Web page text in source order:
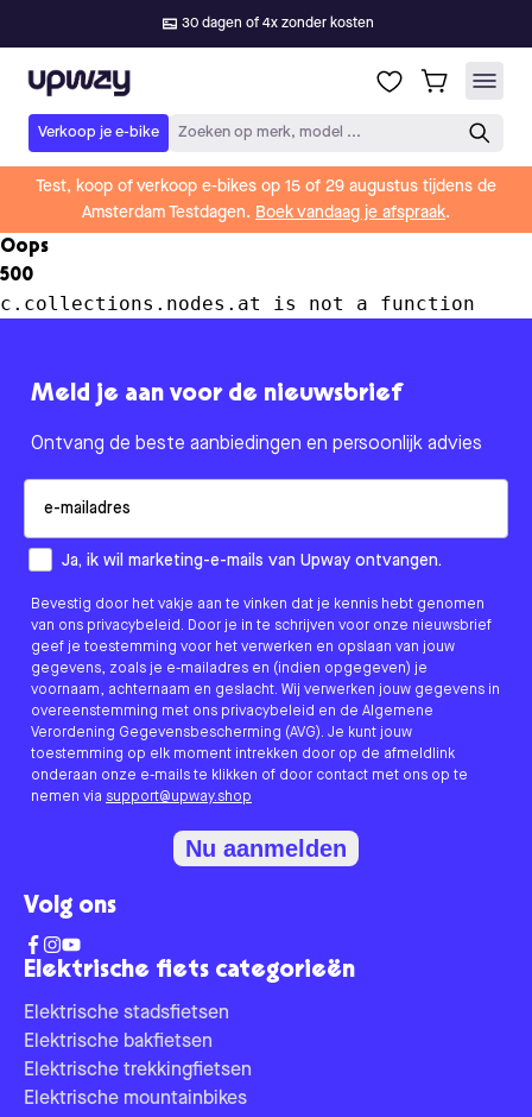
30 dagen of 4x zonder kosten
Upway
Verkoop je e-bike Zoeken op merk, model ...
Test, koop of verkoop e-bikes op 15 of 29 augustus tijdens de
Amsterdam Testdagen. Boek vandaag je afspraak.
Oops
500
c.collections.nodes.at is not a function
Elektrische fiets categorieën
Elektrische stadsfietsen
Elektrische bakfietsen
Elektrische trekkingfietsen
Elektrische mountainbikes
Meld je aan voor de nieuwsbrief
Ontvang de beste aanbiedingen en persoonlijk advies
How would you like to hear from us?
Ja, ik wil marketing-e-mails van Upway ontvangen.
Bevestig door het vakje aan te vinken dat je kennis hebt genomen
van ons privacybeleid. Door je in te schrijven voor onze nieuwsbrief
geef je toestemming voor het verwerken en opslaan van jouw
gegevens, zoals je e-mailadres en (indien opgegeven) je
voornaam, achternaam en geslacht. Wij verwerken jouw gegevens in
overeenstemming met ons privacybeleid en de Algemene
Verordening Gegevensbescherming (AVG). Je kunt jouw
toestemming op elk moment intrekken door op de afmeldlink
onderaan onze e-mails te klikken of door contact met ons op te
nemen via support@upway.shop
Nu aanmelden
Volg ons